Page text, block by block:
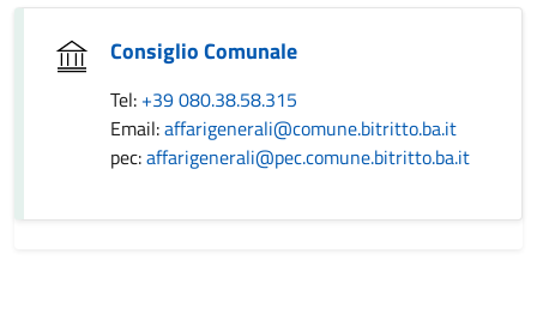
Consiglio Comunale
Tel: +39 080.38.58.315
Email:affarigenerali@comune.bitritto.ba.it
pec:affarigenerali@pec.comune.bitritto.ba.it